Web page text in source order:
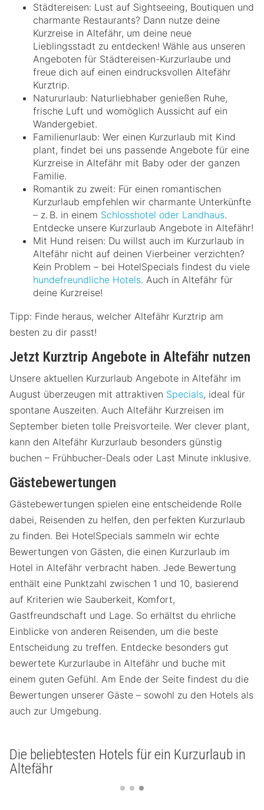
Städtereisen: Lust auf Sightseeing, Boutiquen und
charmante Restaurants? Dann nutze deine
Kurzreise in Altefähr, um deine neue
Lieblingsstadt zu entdecken! Wähle aus unseren
Angeboten für Städtereisen-Kurzurlaube und
freue dich auf einen eindrucksvollen Altefähr
Kurztrip.
Natururlaub: Naturliebhaber genießen Ruhe,
frische Luft und womöglich Aussicht auf ein
Wandergebiet.
Familienurlaub: Wer einen Kurzurlaub mit Kind
plant, findet bei uns passende Angebote für eine
Kurzreise in Altefähr mit Baby oder der ganzen
Familie.
Romantik zu zweit: Für einen romantischen
Kurzurlaub empfehlen wir charmante Unterkünfte
– z. B. in einem Schlosshotel oder Landhaus.
Entdecke unsere Kurzurlaub Angebote in Altefähr!
Mit Hund reisen: Du willst auch im Kurzurlaub in
Altefähr nicht auf deinen Vierbeiner verzichten?
Kein Problem – bei HotelSpecials findest du viele
hundefreundliche Hotels. Auch in Altefähr für
deine Kurzreise!
Tipp: Finde heraus, welcher Altefähr Kurztrip am
besten zu dir passt!
Jetzt Kurztrip Angebote in Altefähr nutzen
Unsere aktuellen Kurzurlaub Angebote in Altefähr im
August überzeugen mit attraktiven Specials, ideal für
spontane Auszeiten. Auch Altefähr Kurzreisen im
September bieten tolle Preisvorteile. Wer clever plant,
kann den Altefähr Kurzurlaub besonders günstig
buchen – Frühbucher-Deals oder Last Minute inklusive.
Gästebewertungen
Gästebewertungen spielen eine entscheidende Rolle
dabei, Reisenden zu helfen, den perfekten Kurzurlaub
zu finden. Bei HotelSpecials sammeln wir echte
Bewertungen von Gästen, die einen Kurzurlaub im
Hotel in Altefähr verbracht haben. Jede Bewertung
enthält eine Punktzahl zwischen 1 und 10, basierend
auf Kriterien wie Sauberkeit, Komfort,
Gastfreundschaft und Lage. So erhältst du ehrliche
Einblicke von anderen Reisenden, um die beste
Entscheidung zu treffen. Entdecke besonders gut
bewertete Kurzurlaube in Altefähr und buche mit
einem guten Gefühl. Am Ende der Seite findest du die
Bewertungen unserer Gäste – sowohl zu den Hotels als
auch zur Umgebung.
Die beliebtesten Hotels für ein Kurzurlaub in
Altefähr